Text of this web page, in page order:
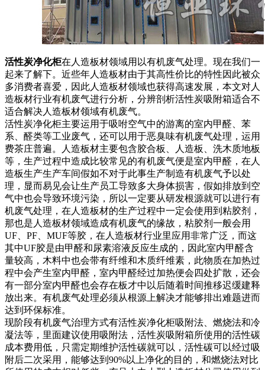
活性炭净化柜在人造板材领域用以有机废气处理。现在我们一
起来了解下。近些年人造板材由于其高性价比的特性因此被众
多消费者喜爱，因此人造板材领域也获得高速发展，本文对人
造板材行业有机废气进行分析，分辨剖析活性炭吸附箱适合不
适合解决人造板材领域有机废气。
活性炭净化柜主要运用于吸咐空气中的游离的室内甲醛、苯
系、醛类等工业废气，还可以用于恶臭味有机废气处理，运用
费茶庄普遍。人造板材主要包含胶合板、人造板、洗木质地板
等，生产过程中造成比较常见的有机废气便是室内甲醛，在人
造板生产生产车间假如不对于此事生产制造有机废气予以处
理，显而易见会让生产员工导致多大身体损害，假如排放到空
气中也会导致环境污染，所以一定要从研发根源就可以进行有
机废气处理，在人造板材的生产过程中一定会使用到粘胶剂，
那也是人造板材领域造成有机废气的缘故，粘胶剂一般会用
UF、PF、MUF等胶，在人造板材行业里应用非常广泛，而这
其中UF胶是由甲醛和尿素溶液反应生成的，因此室内甲醛含
量较高，木料中也会带有纤维和木质纤维素，此物质在加热过
程中会产生室内甲醛，室内甲醛经过加热便会四处扩散，还会
有一部分室内甲醛也会存在板才中以后随着时间推移迟缓建释
放出来。有机废气处理必须从根源上解决才能够排出难题进而
达到环保标准。
现阶段有机废气治理方式有活性炭净化柜吸附法、燃烧法和冷
凝法等，里面建议使用吸附法，活性炭吸附箱所使用的活性碳
成本费用低，只需定期维护活性碳就可以，活性碳可以经过吸
附后二次采用，能够达到90%以上净化的目的，和燃烧法对比